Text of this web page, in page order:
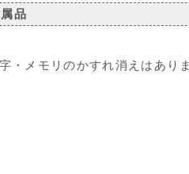
品
・メモリのかすれ消えはあり